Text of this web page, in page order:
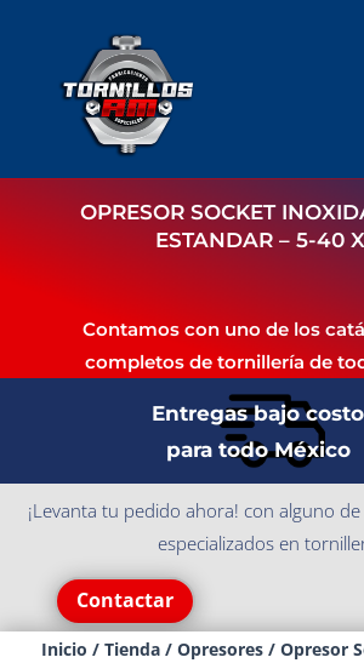
OPRESOR SOCKET
ESTANDAR – 5-40 X
Contamos con uno de los
completos de tornillería de
Entregas bajo costo
para todo México
¡Levanta tu pedido ahora! con alguno
especializados en
Contactar
Inicio / Tienda/ Opresores/ Opresor